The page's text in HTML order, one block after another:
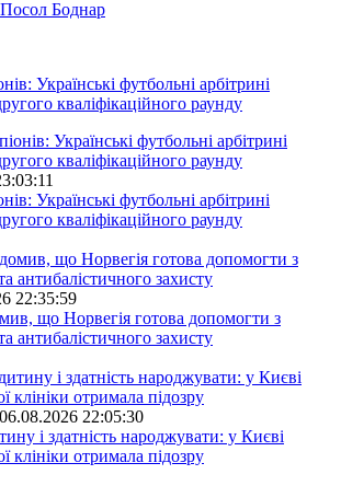
Боднар
Українські футбольні арбітрині
кваліфікаційного раунду
Українські футбольні арбітрині
кваліфікаційного раунду
22:35:59
що Норвегія готова допомогти з
захисту
06.08.2026 22:05:30
і здатність народжувати: у Києві
клініки отримала підозру